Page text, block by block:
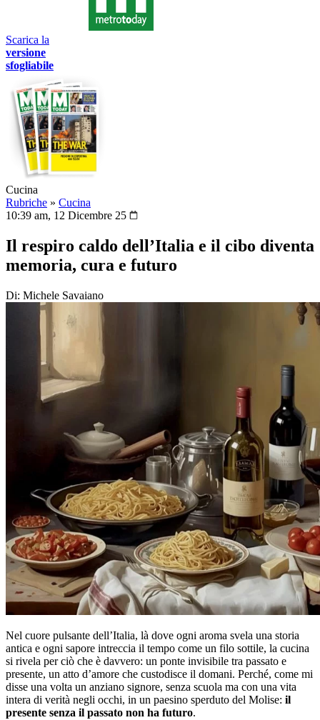
Scarica la
versione
sfogliabile
Cucina
Rubriche » Cucina
10:39 am, 12 Dicembre 25
Il respiro caldo dell’Italia e il cibo diventa
memoria, cura e futuro
Di: Michele Savaiano
Nel cuore pulsante dell’Italia, là dove ogni aroma svela una storia
antica e ogni sapore intreccia il tempo come un filo sottile, la cucina
si rivela per ciò che è davvero: un ponte invisibile tra passato e
presente, un atto d’amore che custodisce il domani. Perché, come mi
disse una volta un anziano signore, senza scuola ma con una vita
intera di verità negli occhi, in un paesino sperduto del Molise: il
presente senza il passato non ha futuro.